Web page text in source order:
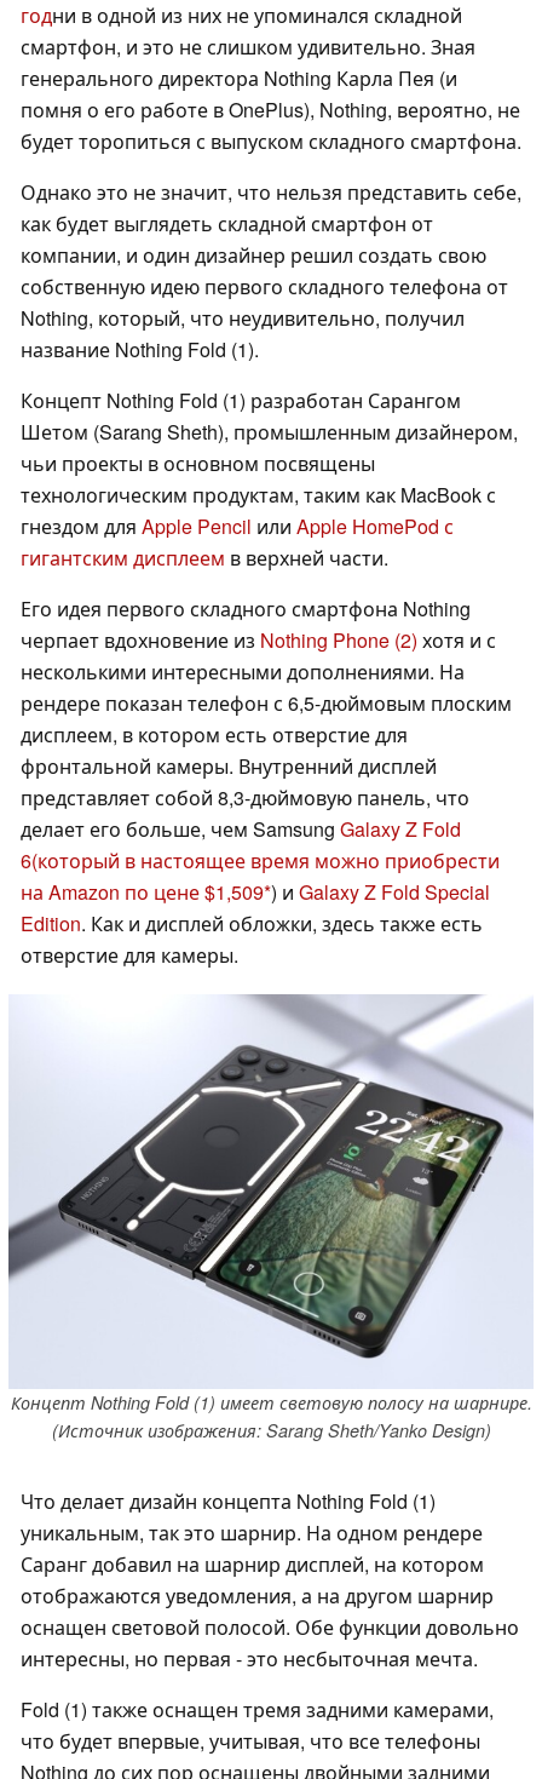
годни в одной из них не упоминался складной
смартфон, и это не слишком удивительно. Зная
генерального директора Nothing Карла Пея (и
помня о его работе в OnePlus), Nothing, вероятно, не
будет торопиться с выпуском складного смартфона.
Однако это не значит, что нельзя представить себе,
как будет выглядеть складной смартфон от
компании, и один дизайнер решил создать свою
собственную идею первого складного телефона от
Nothing, который, что неудивительно, получил
название Nothing Fold (1).
Концепт Nothing Fold (1) разработан Сарангом
Шетом (Sarang Sheth), промышленным дизайнером,
чьи проекты в основном посвящены
технологическим продуктам, таким как MacBook с
гнездом для Apple Pencil или Apple HomePod с
гигантским дисплеем в верхней части.
Его идея первого складного смартфона Nothing
черпает вдохновение из Nothing Phone (2) хотя и с
несколькими интересными дополнениями. На
рендере показан телефон с 6,5-дюймовым плоским
дисплеем, в котором есть отверстие для
фронтальной камеры. Внутренний дисплей
представляет собой 8,3-дюймовую панель, что
делает его больше, чем Samsung Galaxy Z Fold
6(который в настоящее время можно приобрести
на Amazon по цене $1,509 ) и Galaxy Z Fold Special
Edition. Как и дисплей обложки, здесь также есть
отверстие для камеры.
Концепт Nothing Fold (1) имеет световую полосу на шарнире.
(Источник изображения: Sarang Sheth/Yanko Design)
Что делает дизайн концепта Nothing Fold (1)
уникальным, так это шарнир. На одном рендере
Саранг добавил на шарнир дисплей, на котором
отображаются уведомления, а на другом шарнир
оснащен световой полосой. Обе функции довольно
интересны, но первая - это несбыточная мечта.
Fold (1) также оснащен тремя задними камерами,
что будет впервые, учитывая, что все телефоны
Nothing до сих пор оснащены двойными задними